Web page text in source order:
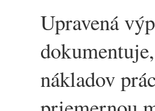
Upravená
nákladov